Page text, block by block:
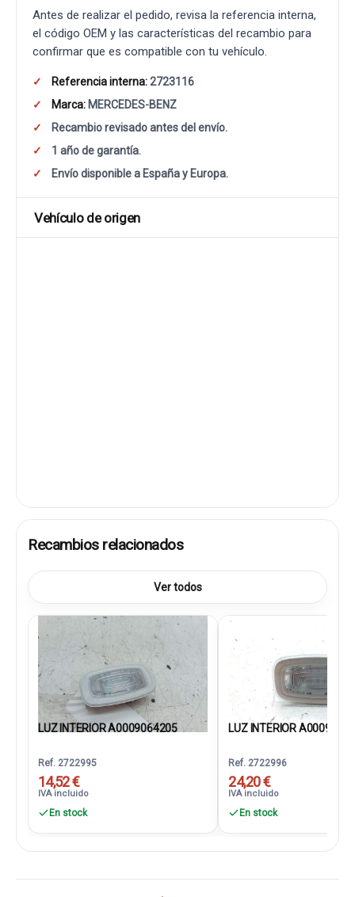
Antes de realizar el pedido, revisa la referencia interna,
el código OEM y las características del recambio para
confirmar que es compatible con tu vehículo.
Referencia interna:2723116
Marca: MERCEDES-BENZ
Recambio revisado antes del envío.
1 año de garantía.
Envío disponible a España y Europa.
Vehículo de origen
Recambios relacionados
Ver todos
LUZ INTERIOR A0009064205
Ref. 2722995
14,52 €
IVA incluido
En stock
LUZ INTERIOR
Ref. 2722996
24,20 €
IVA incluido
En stock